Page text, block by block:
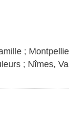
;
; Nîmes,